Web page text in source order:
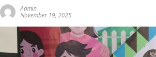
Admin
November 19, 2025